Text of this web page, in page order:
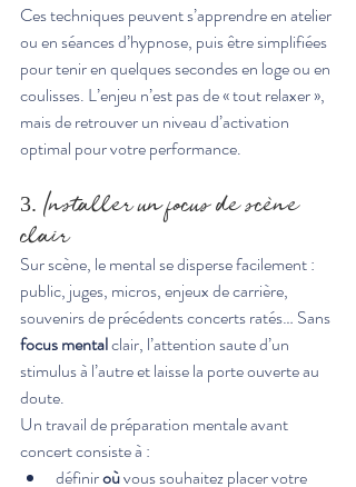
Ces techniques peuvent s’apprendre en atelier
ou en séances d’hypnose, puis être simplifiées
pour tenir en quelques secondes en loge ou en
coulisses. L’enjeu n’est pas de « tout relaxer »,
mais de retrouver un niveau d’activation
optimal pour votre performance.
3. Installer un focus de scène
clair
Sur scène, le mental se disperse facilement :
public, juges, micros, enjeux de carrière,
souvenirs de précédents concerts ratés… Sans
focus mental clair, l’attention saute d’un
stimulus à l’autre et laisse la porte ouverte au
doute.
Un travail de préparation mentale avant
concert consiste à :
définir où vous souhaitez placer votre